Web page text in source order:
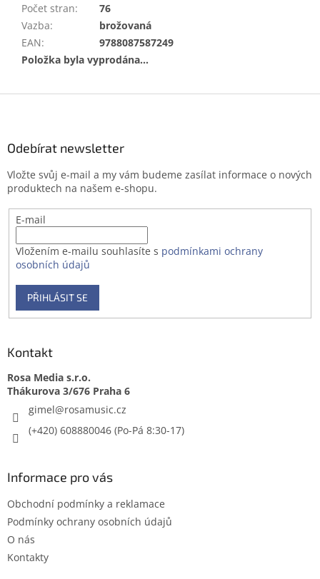
Počet stran:
76
Vazba:
brožovaná
EAN:
9788087587249
Položka byla vyprodána…
Odebírat newsletter
Vložte svůj e-mail a my vám budeme zasílat informace o nových
produktech na našem e-shopu.
E-mail
Vložením e-mailu souhlasíte s podmínkami ochrany
osobních údajů
PŘIHLÁSIT SE
Kontakt
Rosa Media s.r.o.
gimel@rosamusic.cz
(+420) 608880046
Informace pro vás
Obchodní podmínky a reklamace
Podmínky ochrany osobních údajů
O nás
Kontakty